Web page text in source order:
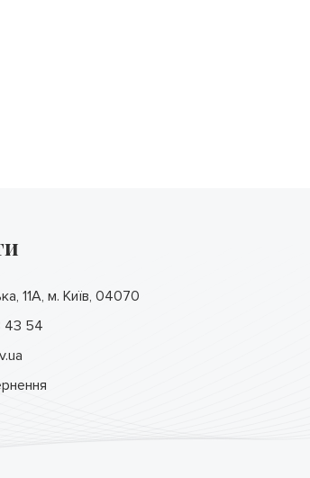
11А, м. Київ, 04070
43 54